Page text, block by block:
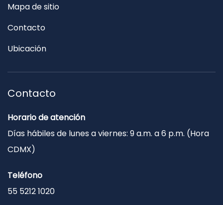
Mapa de sitio
Contacto
Ubicación
Contacto
Horario de atención
Días hábiles de lunes a viernes: 9 a.m. a 6 p.m. (Hora
CDMX)
Teléfono
55 5212 1020